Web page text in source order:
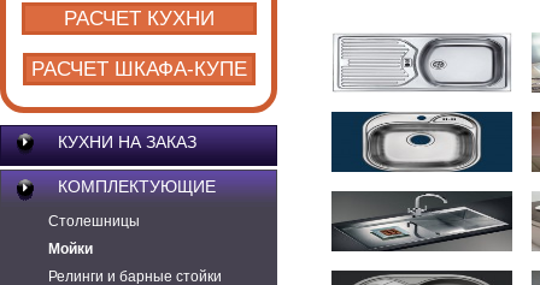
РАСЧЕТ КУХНИ
РАСЧЕТ ШКАФА-КУПЕ
КУХНИ НА ЗАКАЗ
КОМПЛЕКТУЮЩИЕ
Cтолешницы
Мойки
Релинги и барные стойки